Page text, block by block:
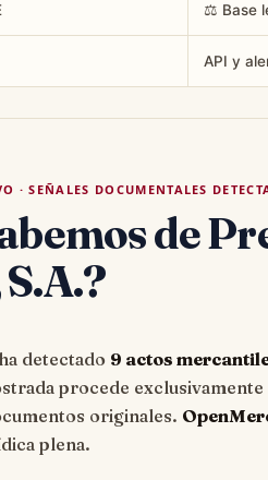
⚖️ Base
API y
· SEÑALES DOCUMENTALES
de
detectado 9 actos
procede
originales.
plena.